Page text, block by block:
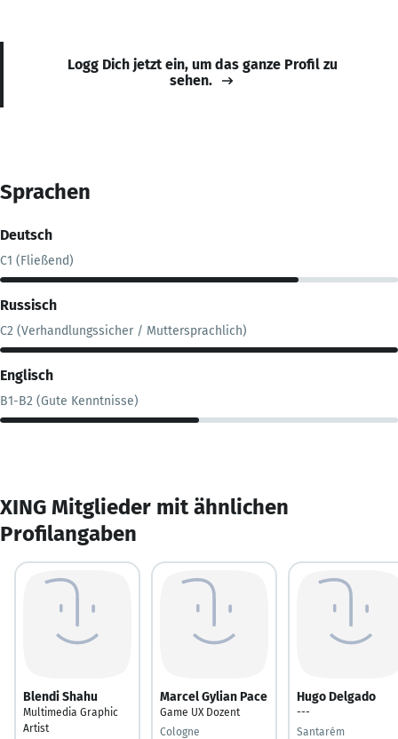
Logg Dich jetzt ein, um das ganze Profil zu
sehen.
Sprachen
Deutsch
C1 (Fließend)
Russisch
C2 (Verhandlungssicher / Muttersprachlich)
Englisch
B1-B2 (Gute Kenntnisse)
XING Mitglieder mit ähnlichen
Profilangaben
Blendi Shahu
Multimedia Graphic
Artist
Marcel Gylian Pace
Game UX Dozent
Cologne
Hugo Delgado
---
Santarém